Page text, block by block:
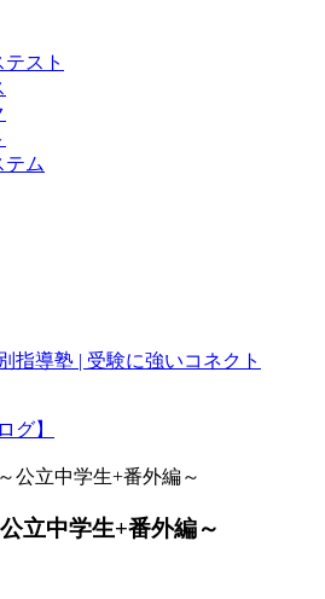
スト
テム
指導塾 | 受験に強いコネクト
グ】
公立中学生+番外編～
立中学生+番外編～